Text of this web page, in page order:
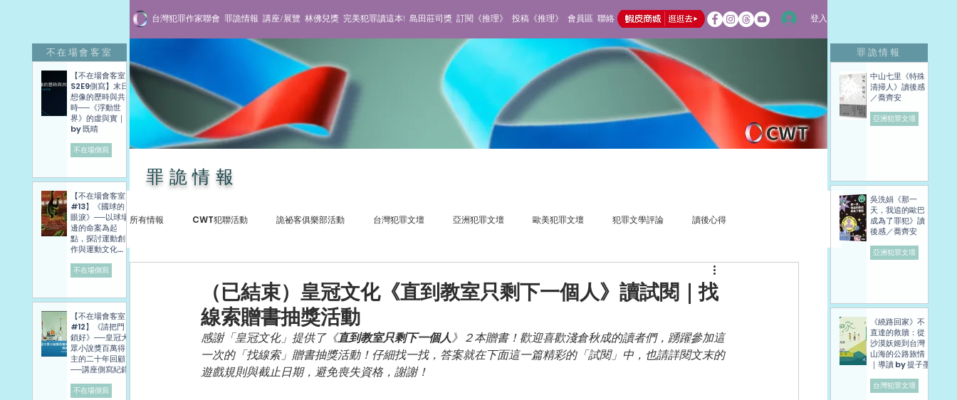
台灣犯罪作家聯會 罪詭情報 講座/展覽 林佛兒獎 完美犯罪讀這本! 島田莊司獎 訂閱《推理》 投稿《推理》 會員區 聯絡 登入
罪詭情報
所有情報 CWT犯聯活動 詭祕客俱樂部活動 台灣犯罪文壇 亞洲犯罪文壇 歐美犯罪文壇 犯罪文學評論 讀後心得
（已結束）皇冠文化《直到教室只剩下一個人》讀試閱｜找
線索贈書抽獎活動
感謝「皇冠文化」提供了《直到教室只剩下一個人》２本贈書！歡迎喜歡淺倉秋成的讀者們，踴躍參加這
一次的「找線索」贈書抽獎活動！仔細找一找，答案就在下面這一篇精彩的「試閱」中， 也請詳閱文末的
遊戲規則與截止日期，避免喪失資格，謝謝！
罪詭情報
不在場會客室
【不在場會客室
S2E9側寫】末日
想像的歷時與共
時──《浮動世
界》的虛與實｜
by 既晴
不在場側寫
【不在場會客室
#13】《國球的
眼淚》──以球場
邊的命案為起
點，探討運動創
作與運動文化發
寫紀錄
不在場側寫
【不在場會客室
#12】《請把門
鎖好》──皇冠大
眾小說獎百萬得
主的二十年回顧
──講座側寫紀錄
不在場側寫
中山七里《特殊
清掃人》讀後感
／喬齊安
亞洲犯罪文壇
吳洗娟《那一
天，我追的歐巴
成為了罪犯》讀
後感／喬齊安
亞洲犯罪文壇
《繞路回家》不
直達的救贖：從
沙漠妖姬到台灣
山海的公路旅情
｜導讀 by 提子墨
台灣犯罪文壇